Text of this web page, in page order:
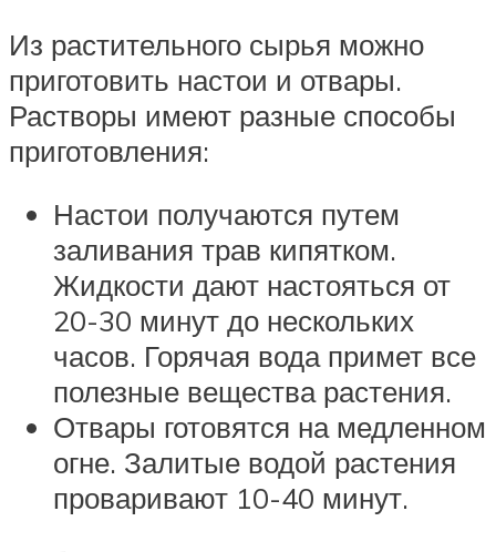
Из растительного сырья можно
приготовить настои и отвары.
Растворы имеют разные способы
приготовления:
Настои получаются путем
заливания трав кипятком.
Жидкости дают настояться от
20-30 минут до нескольких
часов. Горячая вода примет все
полезные вещества растения.
Отвары готовятся на медленном
огне. Залитые водой растения
проваривают 10-40 минут.